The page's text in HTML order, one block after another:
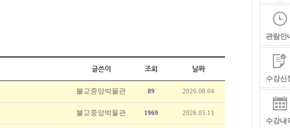
글쓴이 조회 날짜
불교중앙박물관 89 2026.08.04
불교중앙박물관 1969 2026.05.11
관람안
수강신
수강내